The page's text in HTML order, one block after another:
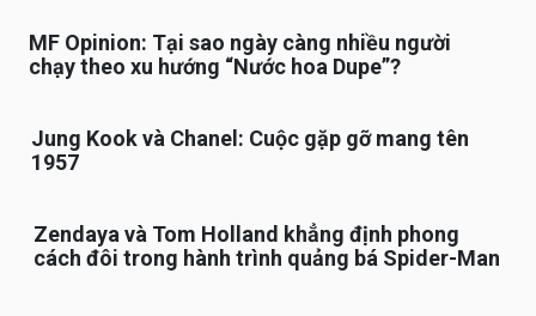
MF Opinion: Tại sao ngày càng nhiều người
chạy theo xu hướng “Nước hoa Dupe”?
Jung Kook và Chanel: Cuộc gặp gỡ mang tên
1957
Zendaya và Tom Holland khẳng định phong
cách đôi trong hành trình quảng bá Spider-Man